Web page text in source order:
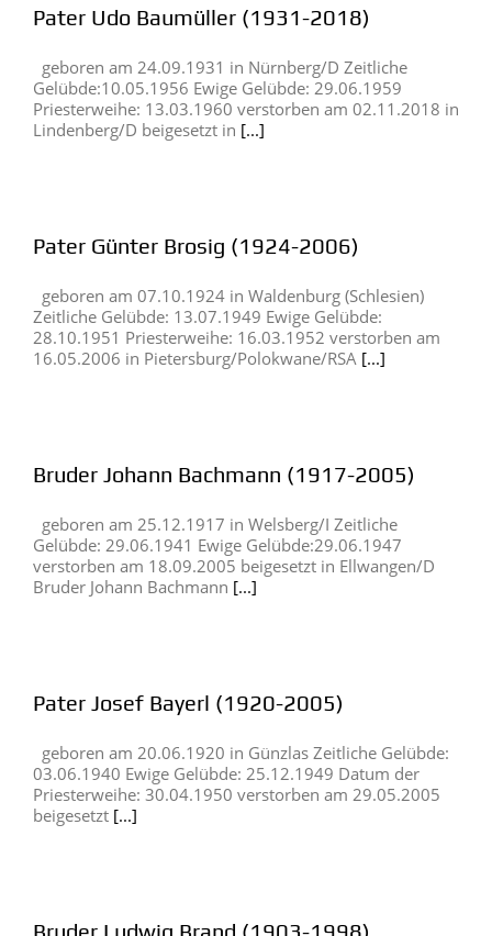
Pater Udo Baumüller (1931-2018)
geboren am 24.09.1931 in Nürnberg/D Zeitliche
Gelübde:10.05.1956 Ewige Gelübde: 29.06.1959
Priesterweihe: 13.03.1960 verstorben am 02.11.2018 in
Lindenberg/D beigesetzt in [...]
Pater Günter Brosig (1924-2006)
geboren am 07.10.1924 in Waldenburg (Schlesien)
Zeitliche Gelübde: 13.07.1949 Ewige Gelübde:
28.10.1951 Priesterweihe: 16.03.1952 verstorben am
16.05.2006 in Pietersburg/Polokwane/RSA [...]
Bruder Johann Bachmann (1917-2005)
geboren am 25.12.1917 in Welsberg/I Zeitliche
Gelübde: 29.06.1941 Ewige Gelübde:29.06.1947
verstorben am 18.09.2005 beigesetzt in Ellwangen/D
Bruder Johann Bachmann [...]
Pater Josef Bayerl (1920-2005)
geboren am 20.06.1920 in Günzlas Zeitliche Gelübde:
03.06.1940 Ewige Gelübde: 25.12.1949 Datum der
Priesterweihe: 30.04.1950 verstorben am 29.05.2005
beigesetzt [...]